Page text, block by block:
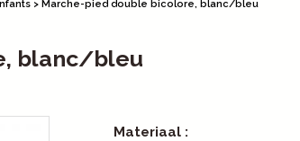
> Marche-pied double bicolore, blanc/bleu
blanc/bleu
Materiaal :